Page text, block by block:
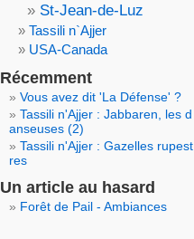
St-Jean-de-Luz
Tassili n`Ajjer
USA-Canada
Récemment
Vous avez dit 'La Défense' ?
Tassili n'Ajjer : Jabbaren, les d
anseuses (2)
Tassili n'Ajjer : Gazelles rupest
res
Un article au hasard
Forêt de Pail - Ambiances